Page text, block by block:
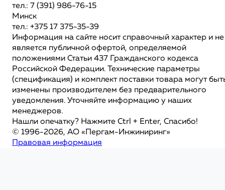
тел.: 7 (391) 986-76-15
Минск
тел.: +375 17 375-35-39
Информация на сайте носит справочный характер и не
является публичной офертой, определяемой
положениями Статьи 437 Гражданского кодекса
Российской Федерации. Технические параметры
(спецификация) и комплект поставки товара могут
изменены производителем без предварительного
уведомления. Уточняйте информацию у наших
менеджеров.
Нашли опечатку? Нажмите Ctrl + Enter, Спасибо!
© 1996-2026, АО «Пергам-Инжиниринг»
Правовая информация